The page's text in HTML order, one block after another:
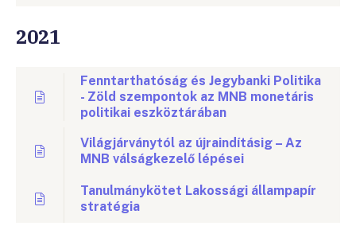
2021
Fenntarthatóság és Jegybanki Politika
- Zöld szempontok az MNB monetáris
politikai eszköztárában
Világjárványtól az újraindításig – Az
MNB válságkezelő lépései
Tanulmánykötet Lakossági állampapír
stratégia